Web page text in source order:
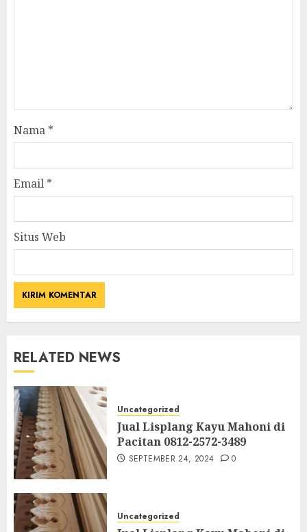
Nama *
Email *
Situs Web
RELATED NEWS
Uncategorized
Jual Lisplang Kayu Mahoni di
Pacitan 0812-2572-3489
SEPTEMBER 24, 2024 0
Uncategorized